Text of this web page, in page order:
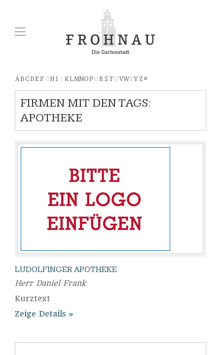
ABCD E F GH I J KLMNOP QR S TUVWXY Z#
FIRMEN MIT DEN TAGS:
APOTHEKE
LUDOLFINGER APOTHEKE
Herr Daniel Frank
Kurztext
Zeige Details